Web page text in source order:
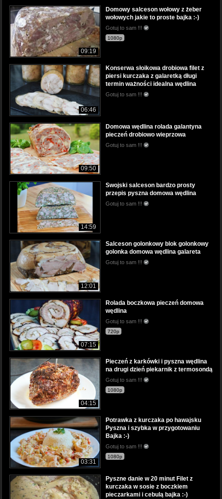
09:19
Domowy salceson wołowy z żeber
wołowych jakie to proste bajka :-)
Gotuj to sam !!!
1080p
06:46
Konserwa słoikowa drobiowa filet z
piersi kurczaka z galaretką długi
termin ważności idealna wędlina
Gotuj to sam !!!
09:50
Domowa wędlina rolada galantyna
pieczeń drobiowo wieprzowa
Gotuj to sam !!!
14:59
Swojski salceson bardzo prosty
przepis pyszna domowa wędlina
Gotuj to sam !!!
12:01
Salceson golonkowy blok golonkowy
golonka domowa wędlina galareta
Gotuj to sam !!!
07:15
Rolada boczkowa pieczeń domowa
wędlina
Gotuj to sam !!!
720p
04:15
Pieczeń z karkówki i pyszna wędlina
na drugi dzień piekarnik z termosondą
Gotuj to sam !!!
1080p
03:31
Potrawka z kurczaka po hawajsku
Pyszna i szybka w przygotowaniu
Bajka :-)
Gotuj to sam !!!
1080p
Pyszne danie w 20 minut Filet z
kurczaka w sosie z boczkiem
pieczarkami i cebulą bajka :-)